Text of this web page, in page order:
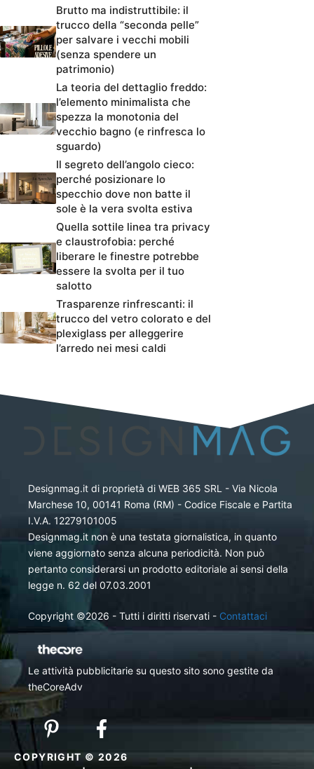
Brutto ma indistruttibile: il
trucco della “seconda pelle”
per salvare i vecchi mobili
(senza spendere un
patrimonio)
La teoria del dettaglio freddo:
l’elemento minimalista che
spezza la monotonia del
vecchio bagno (e rinfresca lo
sguardo)
Il segreto dell’angolo cieco:
perché posizionare lo
specchio dove non batte il
sole è la vera svolta estiva
Quella sottile linea tra privacy
e claustrofobia: perché
liberare le finestre potrebbe
essere la svolta per il tuo
salotto
Trasparenze rinfrescanti: il
trucco del vetro colorato e del
plexiglass per alleggerire
l’arredo nei mesi caldi
Designmag.it di proprietà di WEB 365 SRL - Via Nicola
Marchese 10, 00141 Roma (RM) - Codice Fiscale e Partita
I.V.A. 12279101005
Designmag.it non è una testata giornalistica, in quanto
viene aggiornato senza alcuna periodicità. Non può
pertanto considerarsi un prodotto editoriale ai sensi della
legge n. 62 del 07.03.2001
Copyright ©2026 - Tutti i diritti riservati - Contattaci
Le attività pubblicitarie su questo sito sono gestite da
theCoreAdv
COPYRIGHT © 2026